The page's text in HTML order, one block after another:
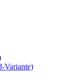
Variante)